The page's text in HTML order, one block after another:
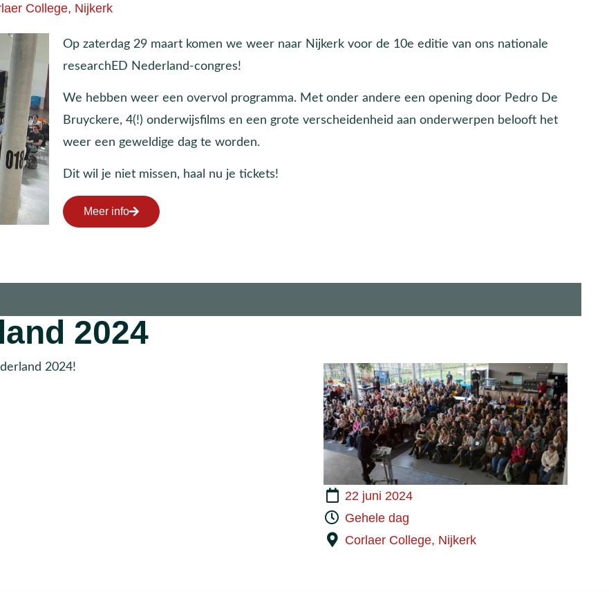
College, Nijkerk
Op zaterdag 29 maart komen we weer naar Nijkerk voor de 10e editie van ons nationale
researchED Nederland-congres!
We hebben weer een overvol programma. Met onder andere een opening door Pedro De
Bruyckere, 4(!) onderwijsfilms en een grote verscheidenheid aan onderwerpen belooft het
weer een geweldige dag te worden.
Dit wil je niet missen, haal nu je tickets!
Meer info
2024
2024!
22 juni 2024
Gehele dag
Corlaer College, Nijkerk